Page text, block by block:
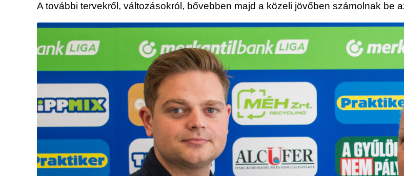
A további tervekről, változásokról, bővebben majd a közeli jövőben számolnak be